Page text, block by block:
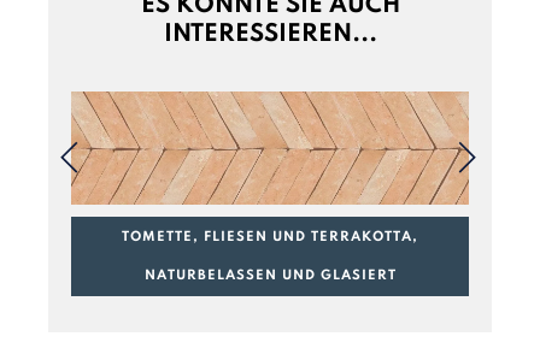
ES KÖNNTE SIE AUCH
INTERESSIEREN...
TOMETTE, FLIESEN UND TERRAKOTTA,
NATURBELASSEN UND GLASIERT